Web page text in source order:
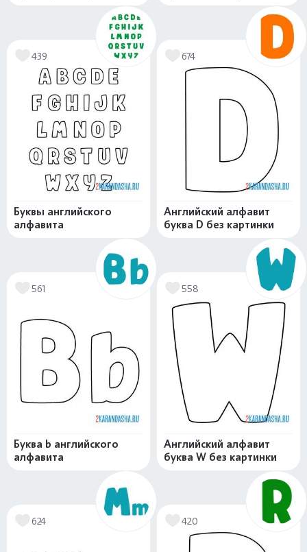
439
Буквы английского
алфавита
674
Английский алфавит
буква D без картинки
561
Буква b английского
алфавита
558
Английский алфавит
буква W без картинки
624 420